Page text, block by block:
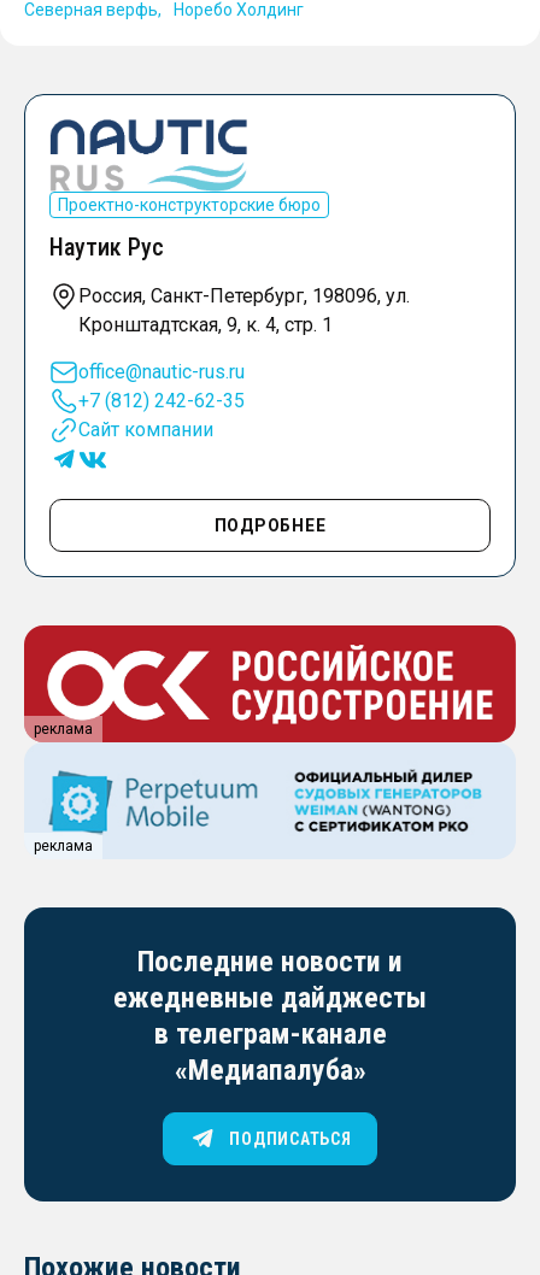
Северная верфь Норебо Холдинг
Проектно-конструкторские бюро
Наутик Рус
Россия, Санкт-Петербург, 198096, ул.
Кронштадтская, 9, к. 4, стр. 1
office@nautic-rus.ru
+7 (812) 242-62-35
Сайт компании
ПОДРОБНЕЕ
реклама
реклама
Последние новости и
ежедневные дайджесты
в телеграм-канале
«Медиапалуба»
ПОДПИСАТЬСЯ
Похожие новости